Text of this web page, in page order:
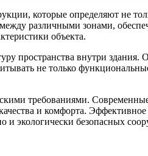
которые определяют не
различными зонами,
объекта.
пространства внутри
не только
требованиями.
и комфорта.
и экологически безопасных